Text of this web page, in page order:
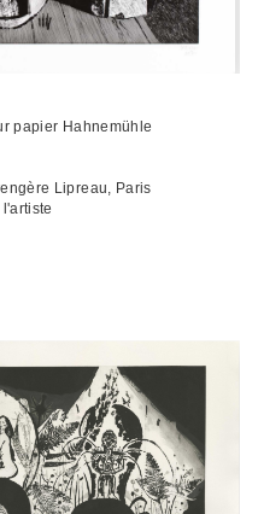
papier Hahnemühle
Lipreau, Paris